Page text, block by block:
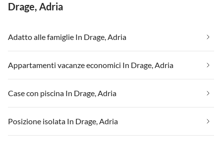
Drage, Adria
Adatto alle famiglie In Drage, Adria
Appartamenti vacanze economici In Drage, Adria
Case con piscina In Drage, Adria
Posizione isolata In Drage, Adria